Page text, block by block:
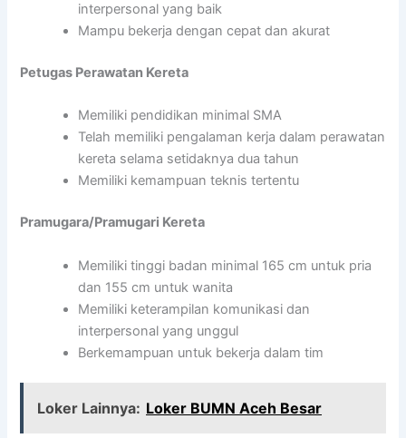
interpersonal yang baik
Mampu bekerja dengan cepat dan akurat
Petugas Perawatan Kereta
Memiliki pendidikan minimal SMA
Telah memiliki pengalaman kerja dalam perawatan
kereta selama setidaknya dua tahun
Memiliki kemampuan teknis tertentu
Pramugara/Pramugari Kereta
Memiliki tinggi badan minimal 165 cm untuk pria
dan 155 cm untuk wanita
Memiliki keterampilan komunikasi dan
interpersonal yang unggul
Berkemampuan untuk bekerja dalam tim
Loker Lainnya: Loker BUMN Aceh Besar